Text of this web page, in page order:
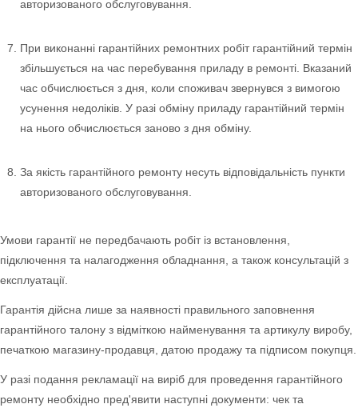
авторизованого обслуговування.
При виконанні гарантійних ремонтних робіт гарантійний термін
збільшується на час перебування приладу в ремонті. Вказаний
час обчислюється з дня, коли споживач звернувся з вимогою
усунення недоліків. У разі обміну приладу гарантійний термін
на нього обчислюється заново з дня обміну.
За якість гарантійного ремонту несуть відповідальність пункти
авторизованого обслуговування.
Умови гарантії не передбачають робіт із встановлення,
підключення та налагодження обладнання, а також консультацій з
експлуатації.
Гарантія дійсна лише за наявності правильного заповнення
гарантійного талону з відміткою найменування та артикулу виробу,
печаткою магазину-продавця, датою продажу та підписом покупця.
У разі подання рекламації на виріб для проведення гарантійного
ремонту необхідно пред'явити наступні документи: чек та